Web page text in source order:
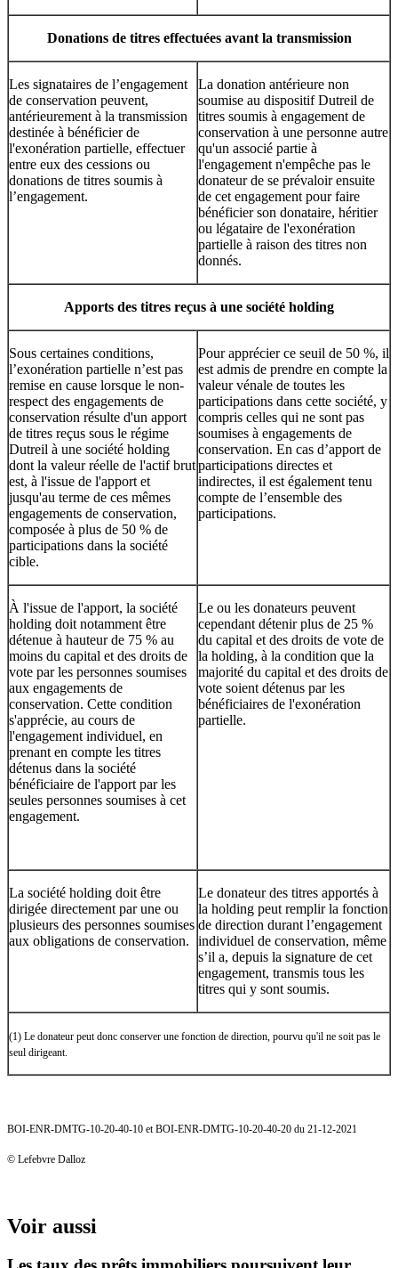
Donations de titres effectuées avant la transmission
Les signataires de l’engagement
de conservation peuvent,
antérieurement à la transmission
destinée à bénéficier de
l'exonération partielle, effectuer
entre eux des cessions ou
donations de titres soumis à
l’engagement.
La donation antérieure non
soumise au dispositif Dutreil de
titres soumis à engagement de
conservation à une personne autre
qu'un associé partie à
l'engagement n'empêche pas le
donateur de se prévaloir ensuite
de cet engagement pour faire
bénéficier son donataire, héritier
ou légataire de l'exonération
partielle à raison des titres non
donnés.
Apports des titres reçus à une société holding
Sous certaines conditions,
l’exonération partielle n’est pas
remise en cause lorsque le non-
respect des engagements de
conservation résulte d'un apport
de titres reçus sous le régime
Dutreil à une société holding
dont la valeur réelle de l'actif brut
est, à l'issue de l'apport et
jusqu'au terme de ces mêmes
engagements de conservation,
composée à plus de 50 % de
participations dans la société
cible.
Pour apprécier ce seuil de 50 %, il
est admis de prendre en compte la
valeur vénale de toutes les
participations dans cette société, y
compris celles qui ne sont pas
soumises à engagements de
conservation. En cas d’apport de
participations directes et
indirectes, il est également tenu
compte de l’ensemble des
participations.
À l'issue de l'apport, la société
holding doit notamment être
détenue à hauteur de 75 % au
moins du capital et des droits de
vote par les personnes soumises
aux engagements de
conservation. Cette condition
s'apprécie, au cours de
l'engagement individuel, en
prenant en compte les titres
détenus dans la société
bénéficiaire de l'apport par les
seules personnes soumises à cet
engagement.
Le ou les donateurs peuvent
cependant détenir plus de 25 %
du capital et des droits de vote de
la holding, à la condition que la
majorité du capital et des droits de
vote soient détenus par les
bénéficiaires de l'exonération
partielle.
La société holding doit être
dirigée directement par une ou
plusieurs des personnes soumises
aux obligations de conservation.
Le donateur des titres apportés à
la holding peut remplir la fonction
de direction durant l’engagement
individuel de conservation, même
s’il a, depuis la signature de cet
engagement, transmis tous les
titres qui y sont soumis.
(1) Le donateur peut donc conserver une fonction de direction, pourvu qu'il ne soit pas le
seul dirigeant.
BOI-ENR-DMTG-10-20-40-10 et BOI-ENR-DMTG-10-20-40-20 du 21-12-2021
© Lefebvre Dalloz
Voir aussi